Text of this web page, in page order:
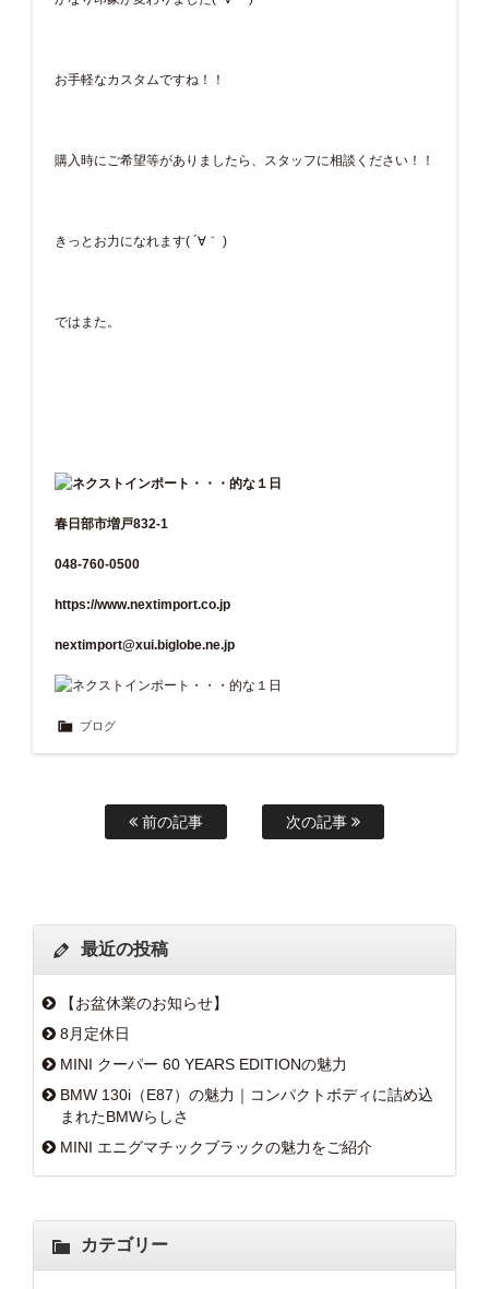
お手軽なカスタムですね！！
購入時にご希望等がありましたら、スタッフに相談ください！！
きっとお力になれます( ´∀｀ )
ではまた。
春日部市増戸832-1
048-760-0500
https://www.nextimport.co.jp
nextimport@xui.biglobe.ne.jp
ブログ
前の記事 次の記事
最近の投稿
【お盆休業のお知らせ】
8月定休日
MINI クーパー 60 YEARS EDITIONの魅力
BMW 130i（E87）の魅力｜コンパクトボディに詰め込
まれたBMWらしさ
MINI エニグマチックブラックの魅力をご紹介
カテゴリー